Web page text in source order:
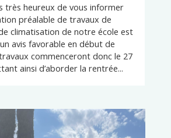
très heureux de vous informer
préalable de travaux de
climatisation de notre école est
avis favorable en début de
commenceront donc le 27
ainsi d’aborder la rentrée...